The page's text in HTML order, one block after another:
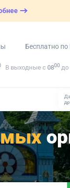
Бесплатно по
В выходные с 0800 до